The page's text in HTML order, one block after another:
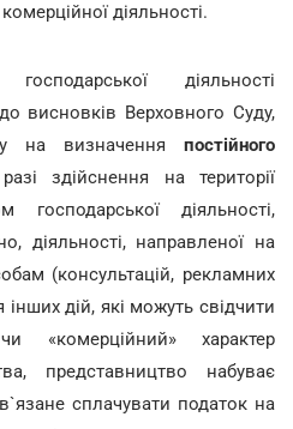
діяльності.
діяльності
висновків Верховного Суду,
на визначення постійного
здійснення на території
господарської діяльності,
діяльності, направленої на
(консультацій, рекламних
дій, які можуть свідчити
«комерційний» характер
представництво набуває
сплачувати податок на